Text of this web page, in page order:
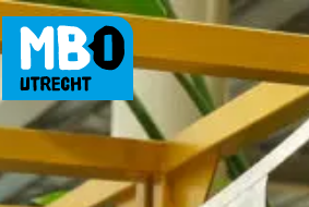
MBO Utrecht